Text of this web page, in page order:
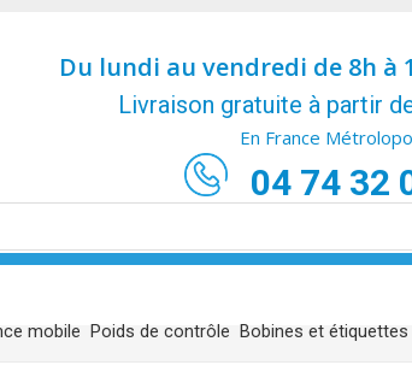
04 74 32
Du lundi au vendredi de 8h à
En France
Livraison gratuite à partir
mobile Poids de contrôle Bobines et étiquettes